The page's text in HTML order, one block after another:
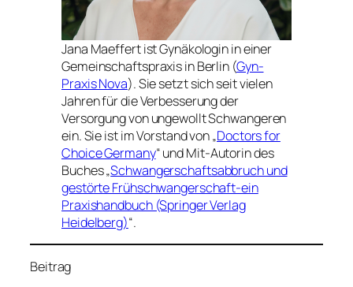
Jana Maeffert ist Gynäkologin in einer
Gemeinschaftspraxis in Berlin (Gyn-
Praxis Nova). Sie setzt sich seit vielen
Jahren für die Verbesserung der
Versorgung von ungewollt Schwangeren
ein. Sie ist im Vorstand von „Doctors for
Choice Germany“ und Mit-Autorin des
Buches „Schwangerschaftsabbruch und
gestörte Frühschwangerschaft-ein
Praxishandbuch (Springer Verlag
Heidelberg)“.
Beitrag